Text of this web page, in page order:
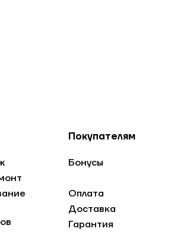
Покупателям
Бонусы
Оплата
Доставка
Гарантия